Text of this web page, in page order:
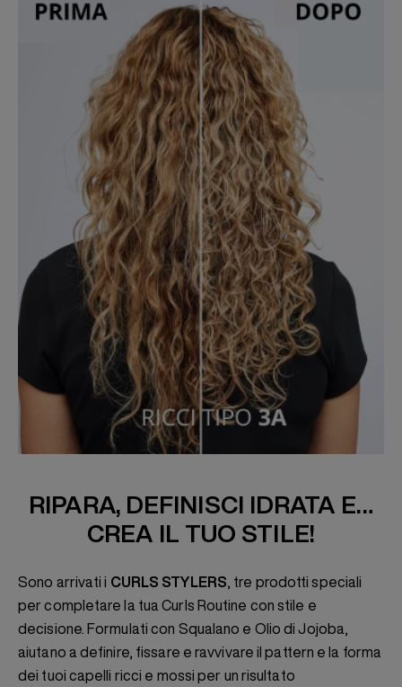
RIPARA, DEFINISCI IDRATA E…
CREA IL TUO STILE!
Sono arrivati i CURLS STYLERS , tre prodotti speciali
per completare la tua Curls Routine con stile e
decisione. Formulati con Squalano e Olio di Jojoba,
aiutano a definire, fissare e ravvivare il pattern e la forma
dei tuoi capelli ricci e mossi per un risultato